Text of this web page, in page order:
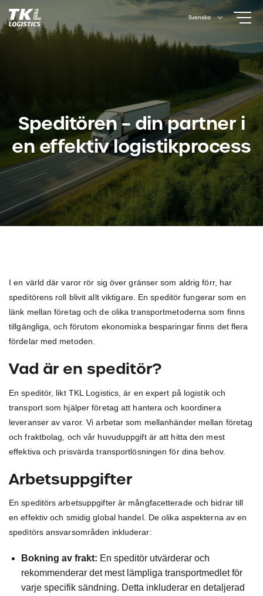
Skip
to
content
Svenska
Speditören – din partner i
en effektiv logistikprocess
I en värld där varor rör sig över gränser som aldrig förr, har
speditörens roll blivit allt viktigare. En speditör fungerar som en
länk mellan företag och de olika transportmetoderna som finns
tillgängliga, och förutom ekonomiska besparingar finns det flera
fördelar med metoden.
Vad är en speditör?
En speditör, likt TKL Logistics, är en expert på logistik och
transport som hjälper företag att hantera och koordinera
leveranser av varor. Vi arbetar som mellanhänder mellan företag
och fraktbolag, och vår huvuduppgift är att hitta den mest
effektiva och prisvärda transportlösningen för dina behov.
Arbetsuppgifter
En speditörs arbetsuppgifter är mångfacetterade och bidrar till
en effektiv och smidig global handel. De olika aspekterna av en
speditörs ansvarsområden inkluderar:
Bokning av frakt: En speditör utvärderar och
rekommenderar det mest lämpliga transportmedlet för
varje specifik sändning. Detta inkluderar en detaljerad